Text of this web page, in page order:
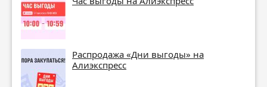
Распродажа «Дни выгоды» на
Алиэкспресс